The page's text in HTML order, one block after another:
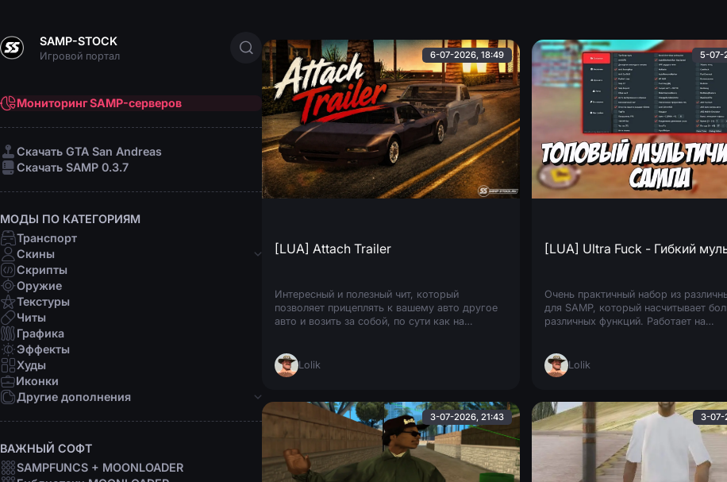
SAMP-STOCK
Игровой портал
Мониторинг SAMP-серверов
Cкачать GTA San Andreas
Cкачать SAMP 0.3.7
МОДЫ ПО КАТЕГОРИЯМ
Транспорт
Скины
Банды
Афро-американцы
Латино
Мафии
Организации
Девушки
Персоны
Рофл
Скрипты
Оружие
Текстуры
Читы
Графика
Эффекты
Худы
Иконки
Другие дополнения
Звуки
Анимации
Шрифты
Прицелы
ВАЖНЫЙ СОФТ
SAMPFUNCS + MOONLOADER
6-07-2026, 18:49
[LUA] Attach Trailer
Интересный и полезный чит, который
позволяет прицеплять к вашему авто другое
авто и возить за собой, по сути как на
Lolik
5-07-
[LUA] Ultra Fuck - Гибкий
Очень практичный набор из
для SAMP, который насчитывает
различных функций. Работает на
Lolik
3-07-2026, 21:43 3-07-